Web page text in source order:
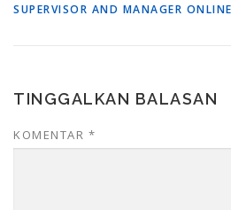
SUPERVISOR AND MANAGER
TINGGALKAN BALASAN
KOMENTAR *